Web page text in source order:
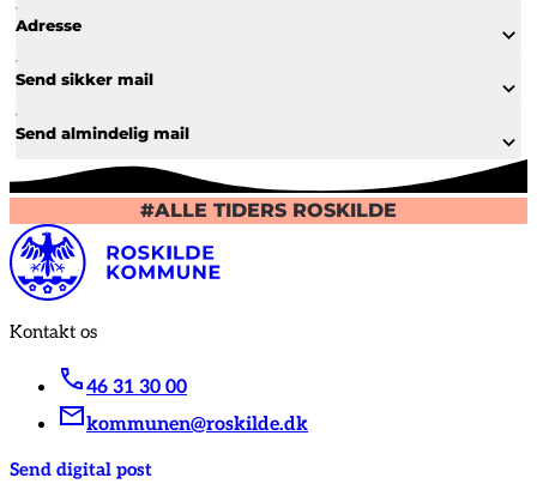
Adresse
Send sikker mail
Send almindelig mail
#ALLE TIDERS ROSKILDE
Kontakt os
46 31 30 00
kommunen@roskilde.dk
Send digital post